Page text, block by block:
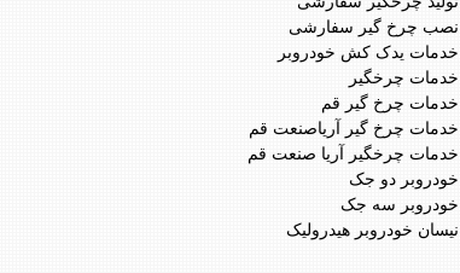
نصب چرخ گیر سفارشی
خدمات یدک کش خودروبر
خدمات چرخگیر
خدمات چرخ گیر قم
خدمات چرخ گیر آریاصنعت قم
خدمات چرخگیر آریا صنعت قم
خودروبر دو جک
خودروبر سه جک
نیسان خودروبر هیدرولیک